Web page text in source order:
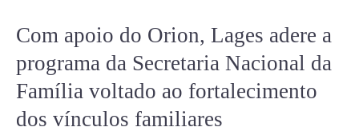
Com apoio do Orion, Lages adere a
programa da Secretaria Nacional da
Família voltado ao fortalecimento
dos vínculos familiares
Com
do
Orion,
Lages